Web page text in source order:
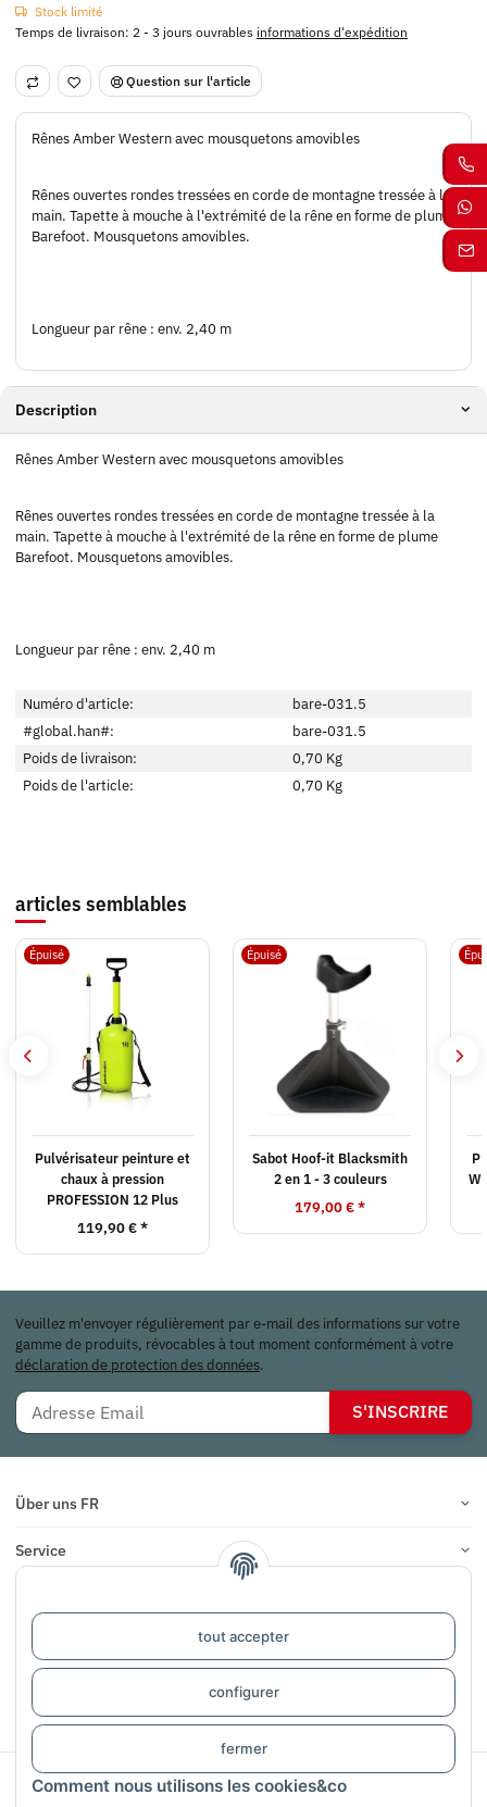
Comment nous utilisons les cookies&co
tout accepter
configurer
fermer
Stock limité
Temps de livraison: 2 - 3 jours ouvrables informations d'expédition
Question sur l'article
Rênes Amber Western avec mousquetons amovibles
Rênes ouvertes rondes tressées en corde de montagne tressée à la
main. Tapette à mouche à l'extrémité de la rêne en forme de plume
Barefoot. Mousquetons amovibles.
Longueur par rêne : env. 2,40 m
Description
Rênes Amber Western avec mousquetons amovibles
Rênes ouvertes rondes tressées en corde de montagne tressée à la
main. Tapette à mouche à l'extrémité de la rêne en forme de plume
Barefoot. Mousquetons amovibles.
Longueur par rêne : env. 2,40 m
Numéro d'article:
bare-031.5
#global.han#:
bare-031.5
Poids de livraison:
0,70 Kg
Poids de l'article:
0,70 Kg
articles semblables
Épuisé
Pulvérisateur peinture et
chaux à pression
PROFESSION 12 Plus
119,90 €*
Épuisé
Sabot Hoof-it Blacksmith
2 en 1 - 3 couleurs
179,00 €*
Veuillez m'envoyer régulièrement par e-mail des informations sur votre
gamme de produits, révocables à tout moment conformément à votre
déclaration de protection des données.
S'INSCRIRE
Über uns FR
Service
COMMENTAIRES
#global.withdrawalForm#
Sichere Zahlung mit: